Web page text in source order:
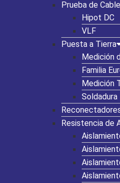
Prueba de
Hipot DC
VLF
Puesta a Tierra
Medición
Familia
Medición
Soldadura
Resistencia de